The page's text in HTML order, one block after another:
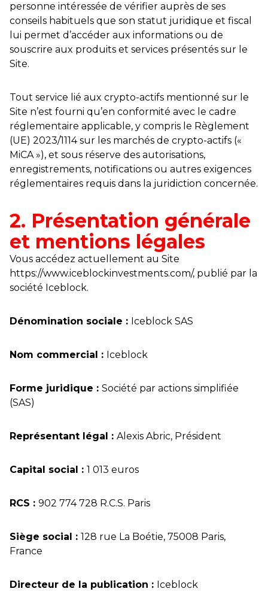
personne intéressée de vérifier auprès de ses
conseils habituels que son statut juridique et fiscal
lui permet d’accéder aux informations ou de
souscrire aux produits et services présentés sur le
Site.
Tout service lié aux crypto-actifs mentionné sur le
Site n’est fourni qu’en conformité avec le cadre
réglementaire applicable, y compris le Règlement
(UE) 2023/1114 sur les marchés de crypto-actifs («
MiCA »), et sous réserve des autorisations,
enregistrements, notifications ou autres exigences
réglementaires requis dans la juridiction concernée.
2. Présentation générale
et mentions légales
Vous accédez actuellement au Site
https://www.iceblockinvestments.com/, publié par la
société Iceblock.
Dénomination sociale : Iceblock SAS
Nom commercial : Iceblock
Forme juridique : Société par actions simplifiée
(SAS)
Représentant légal : Alexis Abric, Président
Capital social : 1 013 euros
RCS : 902 774 728 R.C.S. Paris
Siège social : 128 rue La Boétie, 75008 Paris,
France
Directeur de la publication : Iceblock